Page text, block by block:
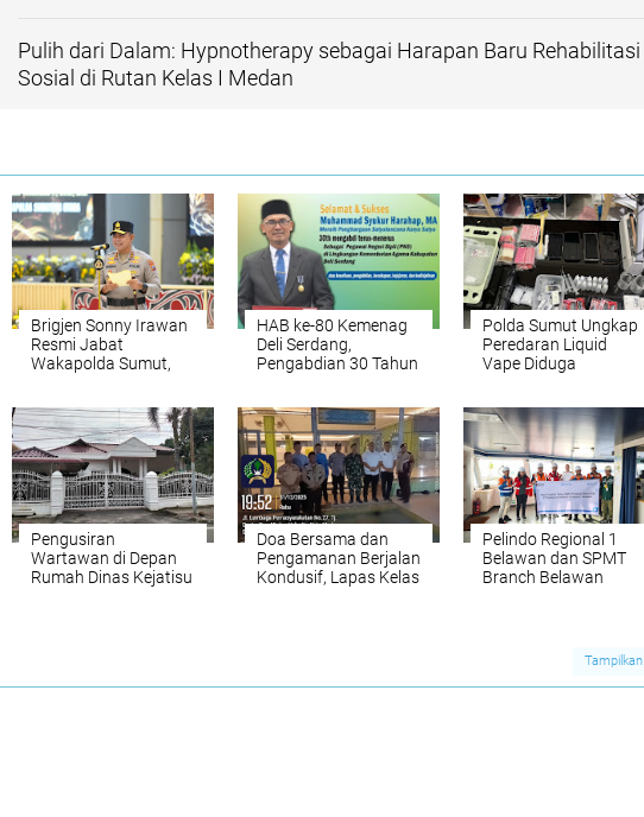
Pulih dari Dalam: Hypnotherapy sebagai Harapan Baru Rehabilitasi
Sosial di Rutan Kelas I Medan
Brigjen Sonny Irawan
Resmi Jabat
Wakapolda Sumut,
HAB ke-80 Kemenag
Deli Serdang,
Pengabdian 30 Tahun
Penghargaan
Polda Sumut Ungkap
Peredaran Liquid
Vape Diduga
Orang Diamankan
Pengusiran
Wartawan di Depan
Rumah Dinas Kejatisu
Doa Bersama dan
Pengamanan Berjalan
Kondusif, Lapas Kelas
Pelindo Regional 1
Belawan dan SPMT
Branch Belawan
Tampilkan